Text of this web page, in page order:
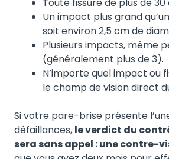
Un impact plus grand
soit environ 2,5 cm de
Plusieurs impacts, même
(généralement plus de 3).
N’importe quel impact ou
le champ de vision direct
Si votre pare-brise présente
défaillances, le verdict du
sera sans appel : une contre-